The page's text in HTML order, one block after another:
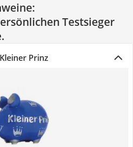
Testsieger
Prinz